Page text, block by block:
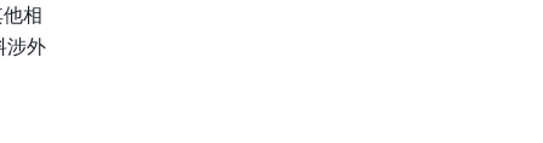
相
涉外